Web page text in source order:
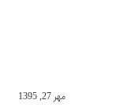
مهر 27, 1395